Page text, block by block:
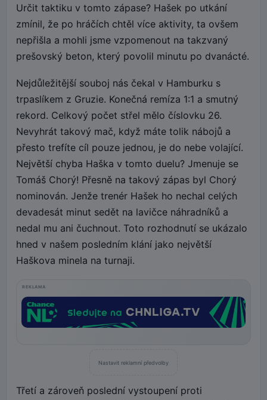
Určit taktiku v tomto zápase? Hašek po utkání
zmínil, že po hráčích chtěl více aktivity, ta ovšem
nepřišla a mohli jsme vzpomenout na takzvaný
prešovský beton, který povolil minutu po dvanácté.
Nejdůležitější souboj nás čekal v Hamburku s
trpaslíkem z Gruzie. Konečná remíza 1:1 a smutný
rekord. Celkový počet střel mělo číslovku 26.
Nevyhrát takový mač, když máte tolik nábojů a
přesto trefíte cíl pouze jednou, je do nebe volající.
Největší chyba Haška v tomto duelu? Jmenuje se
Tomáš Chorý! Přesně na takový zápas byl Chorý
nominován. Jenže trenér Hašek ho nechal celých
devadesát minut sedět na lavičce náhradníků a
nedal mu ani čuchnout. Toto rozhodnutí se ukázalo
hned v našem posledním klání jako největší
Haškova minela na turnaji.
REKLAMA
Nastavit reklamní předvolby
Třetí a zároveň poslední vystoupení proti